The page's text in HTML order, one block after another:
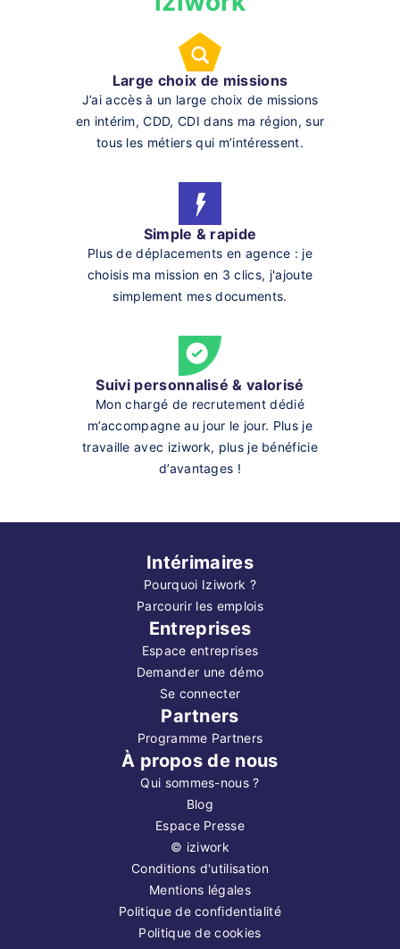
Large choix de missions
J’ai accès à un large choix de missions
en intérim, CDD, CDI dans ma région, sur
tous les métiers qui m’intéressent.
Simple & rapide
Plus de déplacements en agence : je
choisis ma mission en 3 clics, j'ajoute
simplement mes documents.
Suivi personnalisé & valorisé
Mon chargé de recrutement dédié
m’accompagne au jour le jour. Plus je
travaille avec iziwork, plus je bénéficie
d’avantages !
Intérimaires
Pourquoi Iziwork ?
Parcourir les emplois
Entreprises
Espace entreprises
Demander une démo
Se connecter
Partners
Programme Partners
À propos de nous
Qui sommes-nous ?
Blog
Espace Presse
© iziwork
Conditions d'utilisation
Mentions légales
Politique de confidentialité
Politique de cookies